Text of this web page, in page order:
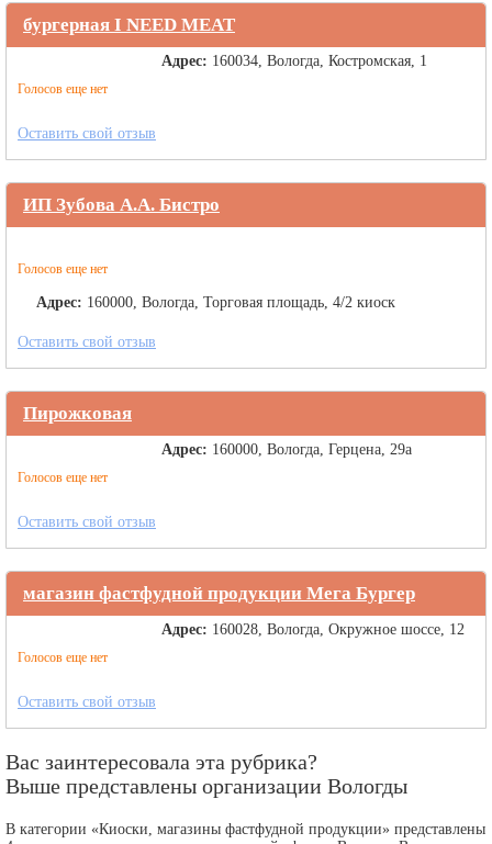
бургерная I NEED MEAT
Голосов еще нет
Адрес: 160034, Вологда, Костромская, 1
Оставить свой отзыв
ИП Зубова А.А. Бистро
Голосов еще нет
Адрес: 160000, Вологда, Торговая площадь, 4/2 киоск
Оставить свой отзыв
Пирожковая
Голосов еще нет
Адрес: 160000, Вологда, Герцена, 29а
Оставить свой отзыв
магазин фастфудной продукции Мега Бургер
Голосов еще нет
Адрес: 160028, Вологда, Окружное шоссе, 12
Оставить свой отзыв
Вас заинтересовала эта рубрика?
Выше представлены организации Вологды
В категории «Киоски, магазины фастфудной продукции» представлены